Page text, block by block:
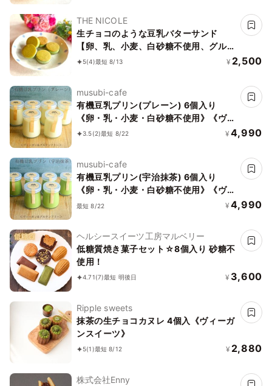
THE NICOLE
生チョコのような豆乳バターサンド
【卵、乳、小麦、白砂糖不使用、グルテ
ンフリースイーツ】ボタニカルサンド
ギー配慮》
5(4)最短 8/13 ¥ 2,500
musubi-cafe
有機豆乳プリン(プレーン) 6個入り
《卵・乳・小麦・白砂糖不使用》《ヴィ
ーガンスイーツ》《グルテンフリー》
3.5(2)最短 8/22 ¥ 4,990
musubi-cafe
有機豆乳プリン(宇治抹茶) 6個入り
《卵・乳・小麦・白砂糖不使用》《ヴィ
ーガンスイーツ》《グルテンフリー》
最短 8/22 ¥ 4,990
ヘルシースイーツ工房マルベリー
低糖質焼き菓子セット☆8個入り 砂糖不
使用！
4.71(7)最短 明後日 ¥ 3,600
Ripple sweets
抹茶の生チョコカヌレ 4個入《ヴィーガ
ンスイーツ》
5(1)最短 8/12 ¥ 2,880
株式会社Enny